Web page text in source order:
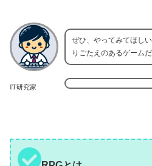
IT研究家
ぜひ、やってみてほし
りごたえのあるゲームだ